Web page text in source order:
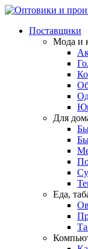
Поставщики
Мода и
Для
Еда,